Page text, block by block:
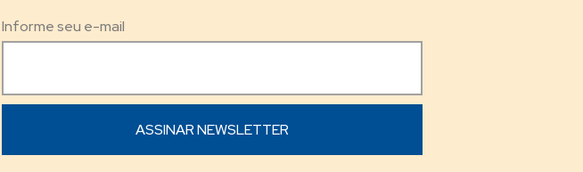
Informe seu e-mail